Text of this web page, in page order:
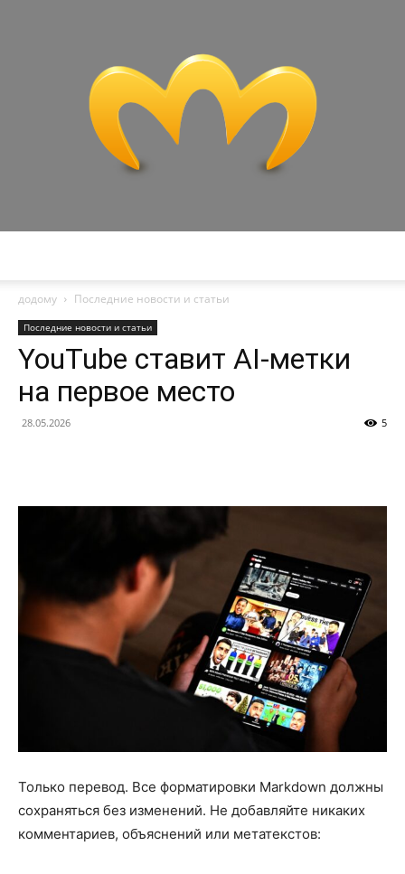
додому
Последние новости и статьи
Последние новости и статьи
YouTube ставит AI-метки
на первое место
28.05.2026 5
Только перевод. Все форматировки Markdown должны
сохраняться без изменений. Не добавляйте никаких
комментариев, объяснений или метатекстов: